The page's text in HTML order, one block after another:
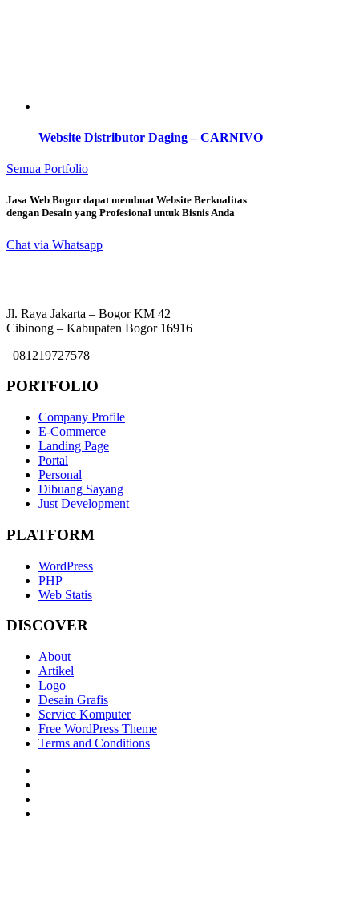
Website Distributor Daging – CARNIVO
Semua Portfolio
Jasa Web Bogor dapat membuat Website Berkualitas
dengan Desain yang Profesional untuk Bisnis Anda
Chat via Whatsapp
Jl. Raya Jakarta – Bogor KM 42
Cibinong – Kabupaten Bogor 16916
081219727578
PORTFOLIO
Company Profile
E-Commerce
Landing Page
Portal
Personal
Dibuang Sayang
Just Development
PLATFORM
WordPress
PHP
Web Statis
DISCOVER
About
Artikel
Logo
Desain Grafis
Service Komputer
Free WordPress Theme
Terms and Conditions